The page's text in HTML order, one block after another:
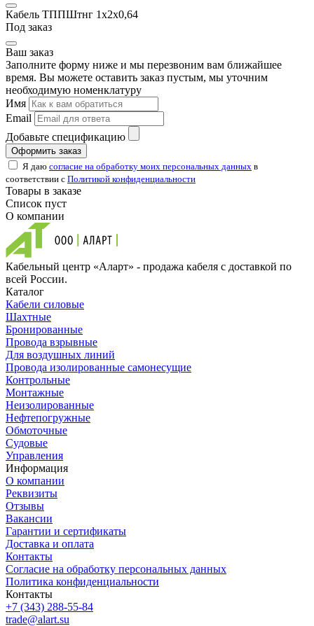
Кабель ТППШтнг 1х2x0,64
Под заказ
Ваш заказ
Заполните форму ниже и мы перезвоним вам ближайшее
время. Вы можете оставить заказ пустым, мы уточним
необходимую номенклатуру
Имя
Email
Добавьте спецификацию
Оформить заказ
Я даю согласие на обработку моих персональных данных в
соответствии с Политикой конфиденциальности
Товары в заказе
Список пуст
О компании
Кабельный центр «Аларт» - продажа кабеля с доставкой по
всей России.
Каталог
Кабели силовые
Шахтные
Бронированные
Провода взрывные
Для воздушных линий
Провода изолированные самонесущие
Контрольные
Монтажные
Неизолированные
Нефтепогружные
Обмоточные
Судовые
Управления
Информация
О компании
Реквизиты
Отзывы
Вакансии
Гарантии и сертификаты
Доставка и оплата
Контакты
Согласие на обработку персональных данных
Политика конфиденциальности
Контакты
+7 (343) 288-55-84
trade@alart.su